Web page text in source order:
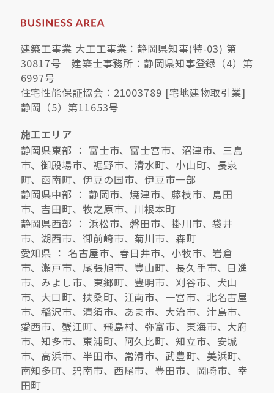
建築工事業 大工工事業：静岡県知事(特-03) 第
30817号 建築士事務所：静岡県知事登録（4）第
6997号
住宅性能保証協会：21003789 [宅地建物取引業]
静岡（5）第11653号
施工エリア
静岡県東部 ： 富士市、富士宮市、沼津市、三島
市、御殿場市、裾野市、清水町、小山町、長泉
町、函南町、伊豆の国市、伊豆市一部
静岡県中部 ： 静岡市、焼津市、藤枝市、島田
市、吉田町、牧之原市、川根本町
静岡県西部 ： 浜松市、磐田市、掛川市、袋井
市、湖西市、御前崎市、菊川市、森町
愛知県 ： 名古屋市、春日井市、小牧市、岩倉
市、瀬戸市、尾張旭市、豊山町、長久手市、日進
市、みよし市、東郷町、豊明市、刈谷市、犬山
市、大口町、扶桑町、江南市、一宮市、北名古屋
市、稲沢市、清須市、あま市、大治市、津島市、
愛西市、蟹江町、飛島村、弥富市、東海市、大府
市、知多市、東浦町、阿久比町、知立市、安城
市、高浜市、半田市、常滑市、武豊町、美浜町、
南知多町、碧南市、西尾市、豊田市、岡崎市、幸
田町